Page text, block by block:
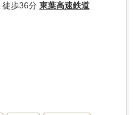
徒歩36分 東葉高速鉄道